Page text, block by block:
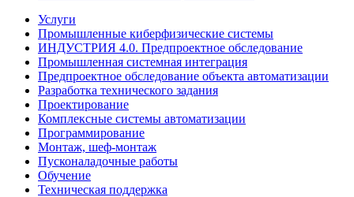
Услуги
Промышленные киберфизические системы
ИНДУСТРИЯ 4.0. Предпроектное обследование
Промышленная системная интеграция
Предпроектное обследование объекта автоматизации
Разработка технического задания
Проектирование
Комплексные системы автоматизации
Программирование
Монтаж, шеф-монтаж
Пусконаладочные работы
Обучение
Техническая поддержка